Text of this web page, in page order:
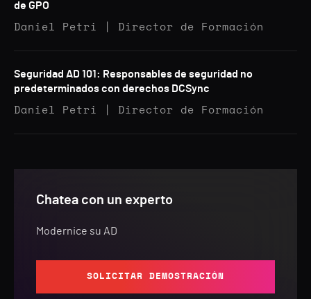
de GPO
Daniel Petri | Director de Formación
Seguridad AD 101: Responsables de seguridad no
predeterminados con derechos DCSync
Daniel Petri | Director de Formación
Chatea con un experto
Modernice su AD
SOLICITAR DEMOSTRACIÓN